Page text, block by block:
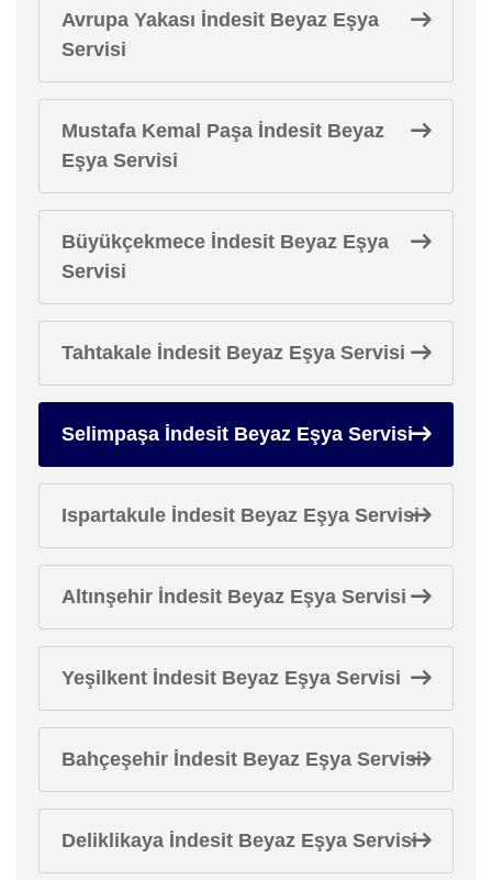
Avrupa Yakası İndesit Beyaz Eşya
Servisi
Mustafa Kemal Paşa İndesit Beyaz
Eşya Servisi
Büyükçekmece İndesit Beyaz Eşya
Servisi
Tahtakale İndesit Beyaz Eşya Servisi
Selimpaşa İndesit Beyaz Eşya Servisi
Ispartakule İndesit Beyaz Eşya Servisi
Altınşehir İndesit Beyaz Eşya Servisi
Yeşilkent İndesit Beyaz Eşya Servisi
Bahçeşehir İndesit Beyaz Eşya Servisi
Deliklikaya İndesit Beyaz Eşya Servisi